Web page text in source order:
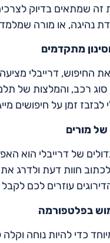
זה שמתאים בדיוק
נהיגה, או מורה
מתקדמים
החיפוש, דרייבלי
סוג רכב, והמלצות של
זמן על חיפושים
של מורים
של דרייבלי הוא
לכתוב חוות דעת
עוזרים לכם
בפלטפורמה
כדי להיות נוחה